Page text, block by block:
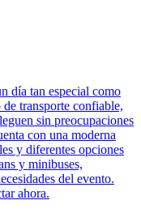
día tan especial como
transporte confiable,
sin preocupaciones
con una moderna
y diferentes opciones
y minibuses,
del evento.
ahora.